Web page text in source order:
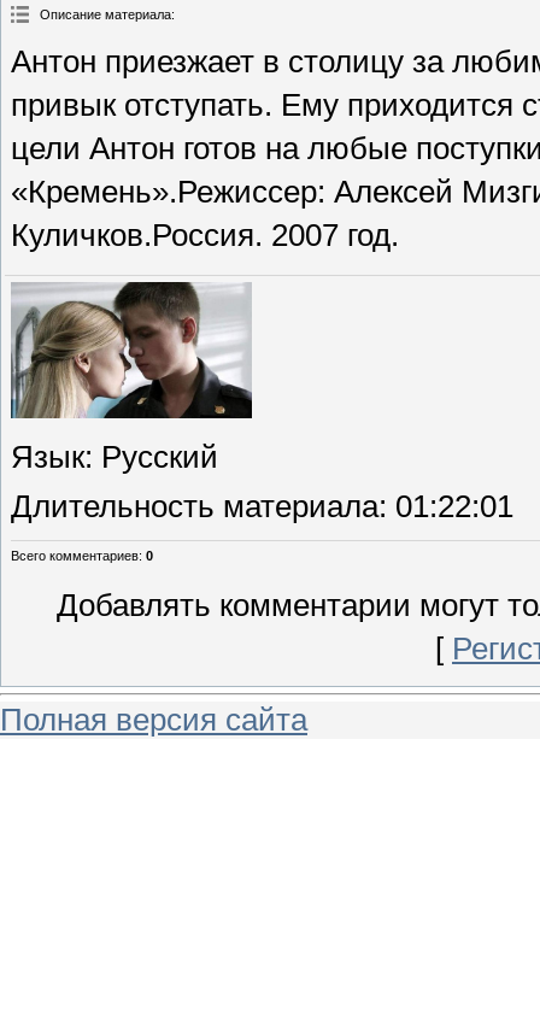
Описание материала:
Антон приезжает в столицу за
привык отступать. Ему приходится
цели Антон готов на любые
«Кремень».Режиссер: Алексей
Куличков.Россия. 2007 год.
Язык: Русский
Длительность материала: 01:22:01
Всего комментариев: 0
Добавлять комментарии могут
[
Полная версия сайта